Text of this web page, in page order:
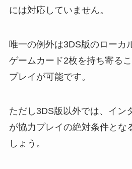
には対応していません。
唯一の例外は3DS版のローカ
ゲームカード2枚を持ち寄る
プレイが可能です。
ただし3DS版以外では、イン
が協力プレイの絶対条件とな
しょう。